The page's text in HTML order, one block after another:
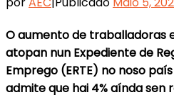
O aumento de traballadoras
atopan nun Expediente de
Emprego (ERTE) no noso
admite que hai 4% aínda sen